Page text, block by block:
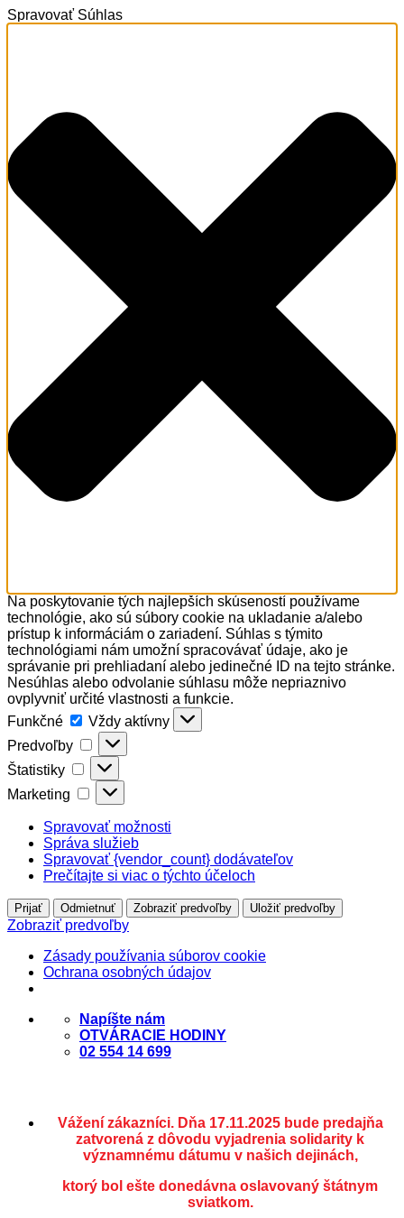
Spravovať Súhlas
Na poskytovanie tých najlepších skúseností používame
technológie, ako sú súbory cookie na ukladanie a/alebo
prístup k informáciám o zariadení. Súhlas s týmito
technológiami nám umožní spracovávať údaje, ako je
správanie pri prehliadaní alebo jedinečné ID na tejto stránke.
Nesúhlas alebo odvolanie súhlasu môže nepriaznivo
ovplyvniť určité vlastnosti a funkcie.
Funkčné
Funkčné
Vždy aktívny
Predvoľby
Predvoľby
Štatistiky Štatistiky
Marketing Marketing
Spravovať možnosti
Správa služieb
Spravovať {vendor_count} dodávateľov
Prečítajte si viac o týchto účeloch
Prijať Odmietnuť Zobraziť predvoľby Uložiť predvoľby
Zobraziť predvoľby
Zásady používania súborov cookie
Ochrana osobných údajov
Skip
Napíšte nám
OTVÁRACIE HODINY
02 554 14 699
Vážení zákazníci. Dňa 17.11.2025 bude predajňa
zatvorená z dôvodu vyjadrenia solidarity k
významnému dátumu v našich dejinách,
ktorý bol ešte donedávna oslavovaný štátnym
sviatkom.